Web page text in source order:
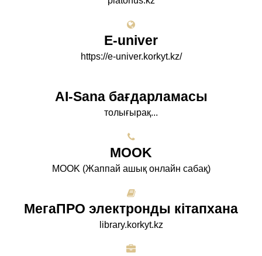
E-univer
https://e-univer.korkyt.kz/
AI-Sana бағдарламасы
толығырақ...
МООK
МООK (Жаппай ашық онлайн сабақ)
МегаПРО электронды кітапхана
library.korkyt.kz